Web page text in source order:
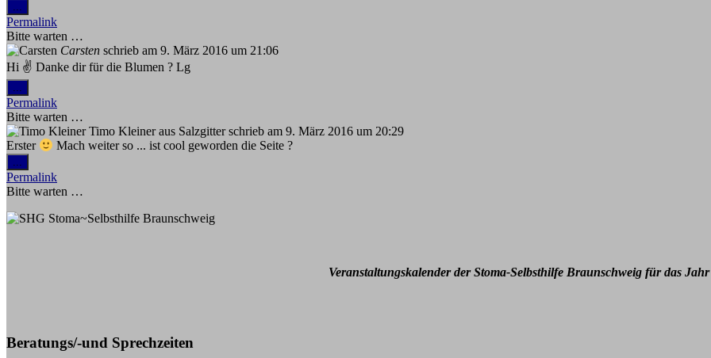
...
Metabox
ein-/ausblenden.
Permalink
Bitte warten …
Carsten schrieb am 9. März 2016 um 21:06
Hi ✌️ Danke dir für die Blumen ? Lg
...
Metabox
ein-/ausblenden.
Permalink
Bitte warten …
Timo Kleineraus Salzgitter schrieb am 9. März 2016 um 20:29
Erster
Mach weiter so ... ist cool geworden die Seite ?
Metabox
ein-/ausblenden.
Permalink
Bitte warten …
Veranstaltungskalender der Stoma-Selbsthilfe Braunschweig für das
Beratungs/-und Sprechzeiten